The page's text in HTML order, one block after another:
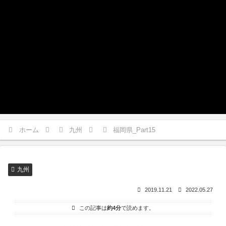
ホーム 九州 福岡県_Part15
九州
2019.11.21 2022.05.27
この記事は約4分で読めます。